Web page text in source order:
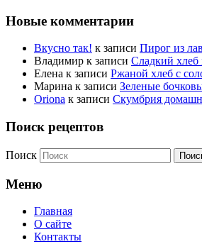
Новые комментарии
Вкусно так! к записи Пирог из
Владимир к записи Сладкий хлеб
Елена к записи Ржаной хлеб с
Марина к записи Зеленые
Oriona к записи Скумбрия
Поиск рецептов
Поиск
Меню
Главная
О сайте
Контакты